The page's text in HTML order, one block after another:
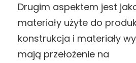
Drugim aspektem jest
materiały użyte do
konstrukcja i materiały
mają przełożenie na